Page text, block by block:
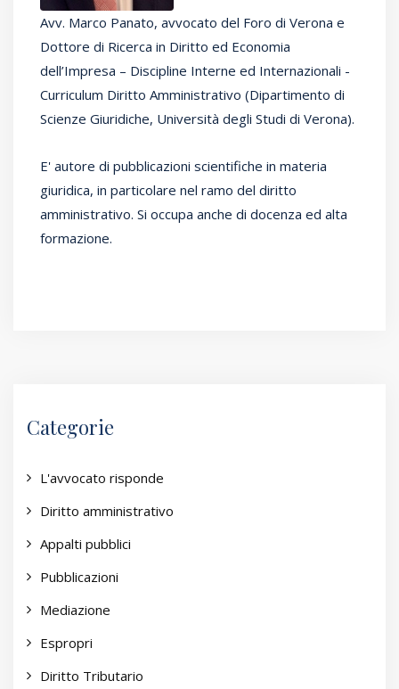
Avv. Marco Panato, avvocato del Foro di Verona e
Dottore di Ricerca in Diritto ed Economia
dell’Impresa – Discipline Interne ed Internazionali -
Curriculum Diritto Amministrativo (Dipartimento di
Scienze Giuridiche, Università degli Studi di Verona).
E' autore di pubblicazioni scientifiche in materia
giuridica, in particolare nel ramo del diritto
amministrativo. Si occupa anche di docenza ed alta
formazione.
Categorie
L'avvocato risponde
Diritto amministrativo
Appalti pubblici
Pubblicazioni
Mediazione
Espropri
Diritto Tributario